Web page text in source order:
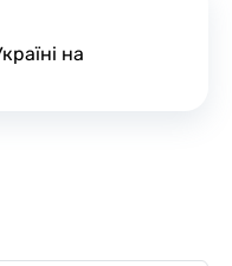
на